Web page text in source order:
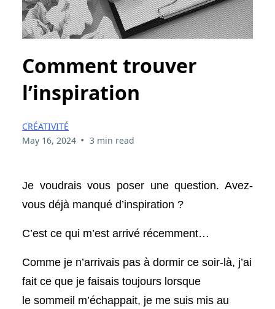
Comment trouver
l’inspiration
CRÉATIVITÉ
May 16, 2024 • 3 min read
Je voudrais vous poser une question. Avez-
vous déjà manqué d’inspiration ?
C’est ce qui m’est arrivé récemment…
Comme je n’arrivais pas à dormir ce soir-là, j’ai
fait ce que je faisais toujours lorsque
le sommeil m’échappait, je me suis mis au